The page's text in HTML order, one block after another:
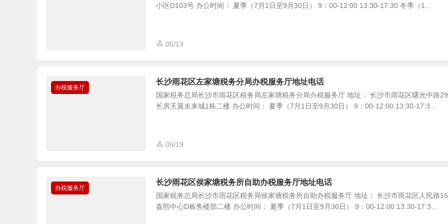
小区D103号 办公时间： 夏季（7月1日至9月30日） 9：00-12:00 13:30-17:30 冬季（1...
05/19
办税服务厅
长沙雨花区左家塘税务分局办税服务厅地址电话
国家税务总局长沙市雨花区税务局左家塘税务分局办税服务厅 地址： 长沙市雨花区曙光中路
长房天翼未来城1栋二楼 办公时间： 夏季（7月1日至9月30日） 9：00-12:00 13:30-17:3...
05/19
办税服务厅
长沙雨花区侯家塘税务所自助办税服务厅地址电话
国家税务总局长沙市雨花区税务局侯家塘税务所自助办税服务厅 地址： 长沙市雨花区人民路
嘉熙中心D栋售楼部二楼 办公时间： 夏季（7月1日至9月30日） 9：00-12:00 13:30-17:3...